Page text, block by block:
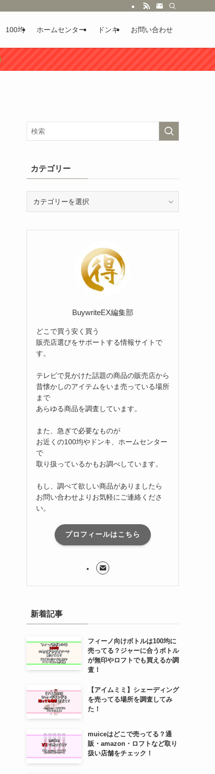
100均 ホームセンター ドンキ お問い合わせ
カテゴリー
リ
BuywriteEX編集部
どこで買う安く買う
販売店選びをサポートする情報サイトで
す。
テレビで見かけた話題の商品の販売店から
昔懐かしのアイテムをいま売っている場所
まで
あらゆる商品を調査しています。
また、急ぎで必要なものが
お近くの100均やドンキ、ホームセンター
で
取り扱っているかもお調べしています。
もし、調べて欲しい商品がありましたら
お問い合わせよりお気軽にご連絡くださ
い。
プロフィールはこちら
新着記事
フィーノ向けボトルは100均に
売ってる？ジャーに合うボトル
が無印やロフトでも買えるか調
査！
【アイムミミ】シェーディング
を売ってる場所を調査してみ
た！
muiceはどこで売ってる？通
販・amazon・ロフトなど取り
扱い店舗をチェック！